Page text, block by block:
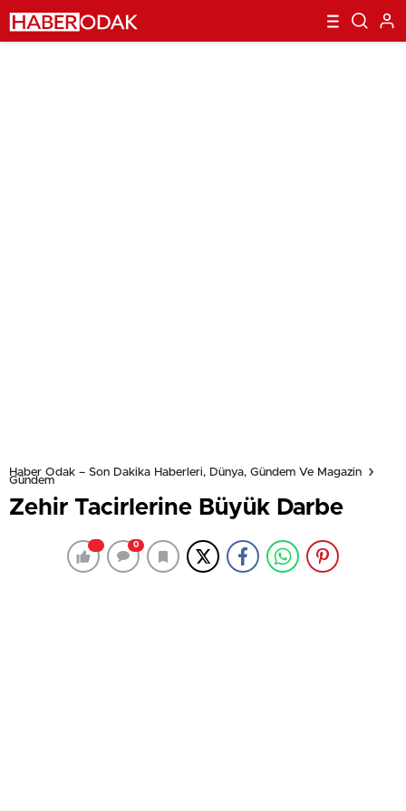
Haber Odak – Son Dakika Haberleri, Dünya, Gündem Ve Magazin
Gündem
Zehir Tacirlerine Büyük Darbe
0